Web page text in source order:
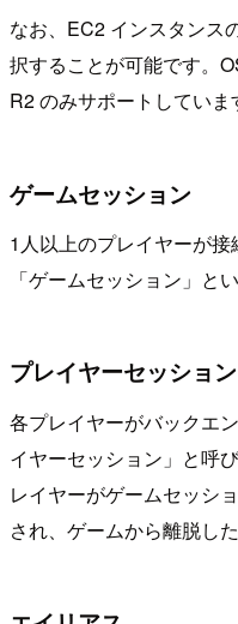
なお、EC2 インスタンス
択することが可能です。
R2 のみサポートしていま
ゲームセッション
1人以上のプレイヤーが
「ゲームセッション」と
プレイヤーセッション
各プレイヤーがバックエ
イヤーセッション」と呼
レイヤーがゲームセッシ
され、ゲームから離脱し